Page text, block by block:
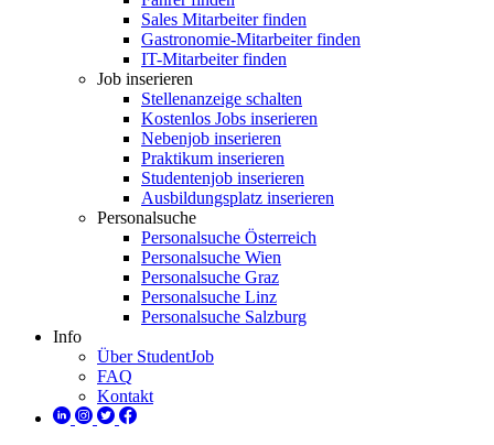
Sales Mitarbeiter finden
Gastronomie-Mitarbeiter finden
IT-Mitarbeiter finden
Job inserieren
Stellenanzeige schalten
Kostenlos Jobs inserieren
Nebenjob inserieren
Praktikum inserieren
Studentenjob inserieren
Ausbildungsplatz inserieren
Personalsuche
Personalsuche Österreich
Personalsuche Wien
Personalsuche Graz
Personalsuche Linz
Personalsuche Salzburg
Info
Über StudentJob
FAQ
Kontakt